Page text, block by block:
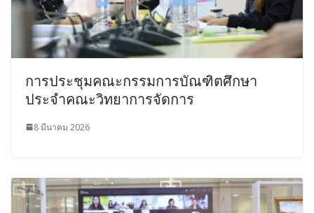
การประชุมคณะกรรมการบัณฑิตศึกษา
ประจำคณะวิทยาการจัดการ
8 มีนาคม 2026